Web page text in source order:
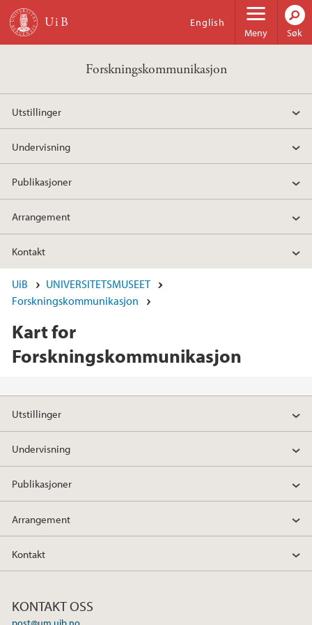
Hopp til hovedinnhold
Meny
English
Søk
Forskningskommunikasjon
Utstillinger
Undervisning
Publikasjoner
Arrangement
Kontakt
UiB
UNIVERSITETSMUSEET
Forskningskommunikasjon
Kart for
Forskningskommunikasjon
Utstillinger
Undervisning
Publikasjoner
Arrangement
Kontakt
KONTAKT OSS